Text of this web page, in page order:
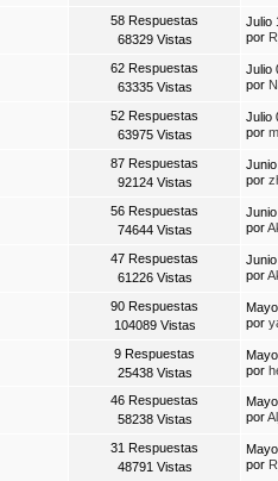
58 Respuestas
68329 Vistas
Julio
por
62 Respuestas
63335 Vistas
Julio
por
52 Respuestas
63975 Vistas
Julio
por
87 Respuestas
92124 Vistas
por
56 Respuestas
74644 Vistas
por
47 Respuestas
61226 Vistas
por
90 Respuestas
104089 Vistas
por
9 Respuestas
25438 Vistas
por
46 Respuestas
58238 Vistas
por
31 Respuestas
48791 Vistas
por